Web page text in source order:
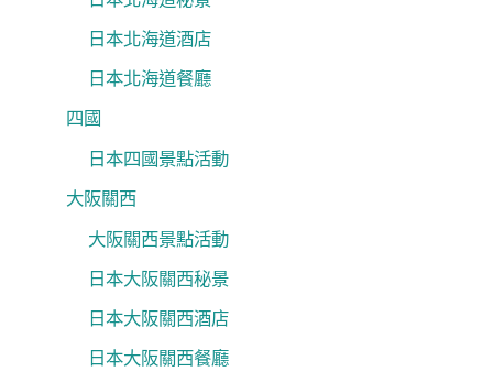
日本北海道酒店
日本北海道餐廳
四國
日本四國景點活動
大阪關西
大阪關西景點活動
日本大阪關西秘景
日本大阪關西酒店
日本大阪關西餐廳